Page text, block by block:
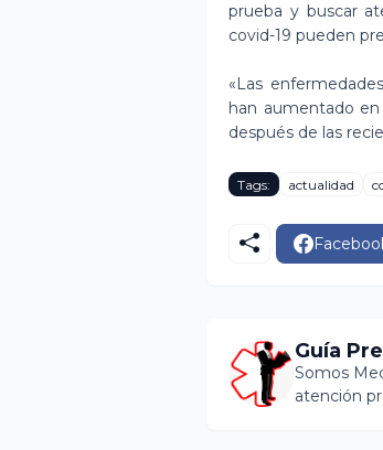
prueba y buscar
covid-19 pueden
«Las
han aumentado
después de las
Tags: actualidad
Guía
Somos
atención